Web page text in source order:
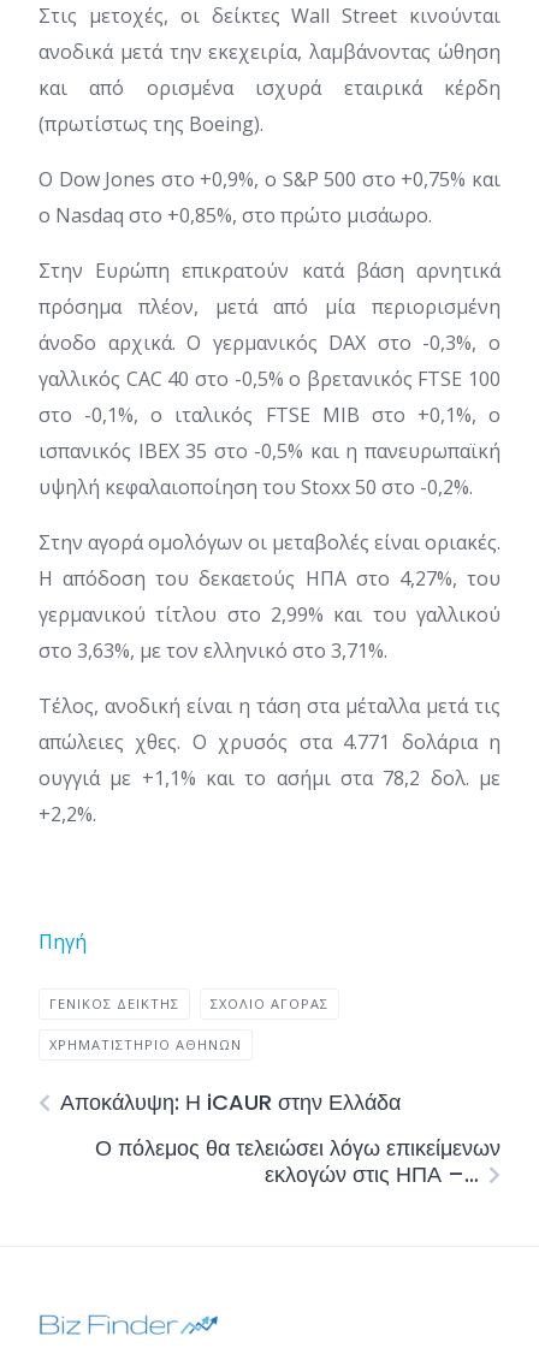
Στις μετοχές, οι δείκτες Wall Street κινούνται
ανοδικά μετά την εκεχειρία, λαμβάνοντας ώθηση
και από ορισμένα ισχυρά εταιρικά κέρδη
(πρωτίστως της Boeing).
Ο Dow Jones στο +0,9%, ο S&P 500 στο +0,75% και
ο Nasdaq στο +0,85%, στο πρώτο μισάωρο.
Στην Ευρώπη επικρατούν κατά βάση αρνητικά
πρόσημα πλέον, μετά από μία περιορισμένη
άνοδο αρχικά. Ο γερμανικός DAX στο -0,3%, ο
γαλλικός CAC 40 στο -0,5% ο βρετανικός FTSE 100
στο -0,1%, ο ιταλικός FTSE MIB στο +0,1%, ο
ισπανικός IBEX 35 στο -0,5% και η πανευρωπαϊκή
υψηλή κεφαλαιοποίηση του Stoxx 50 στο -0,2%.
Στην αγορά ομολόγων οι μεταβολές είναι οριακές.
Η απόδοση του δεκαετούς ΗΠΑ στο 4,27%, του
γερμανικού τίτλου στο 2,99% και του γαλλικού
στο 3,63%, με τον ελληνικό στο 3,71%.
Τέλος, ανοδική είναι η τάση στα μέταλλα μετά τις
απώλειες χθες. Ο χρυσός στα 4.771 δολάρια η
ουγγιά με +1,1% και το ασήμι στα 78,2 δολ. με
+2,2%.
Πηγή
ΓΕΝΙΚΌΣ ΔΕΊΚΤΗΣ ΣΧΌΛΙΟ ΑΓΟΡΆΣ
ΧΡΗΜΑΤΙΣΤΉΡΙΟ ΑΘΗΝΏΝ
Αποκάλυψη: Η iCAUR στην Ελλάδα
Ο πόλεμος θα τελειώσει λόγω επικείμενων
εκλογών στις ΗΠΑ –…